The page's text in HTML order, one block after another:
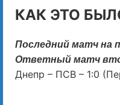
КАК ЭТО
Последний матч на
Ответный матч
Днепр – ПСВ – 1:0